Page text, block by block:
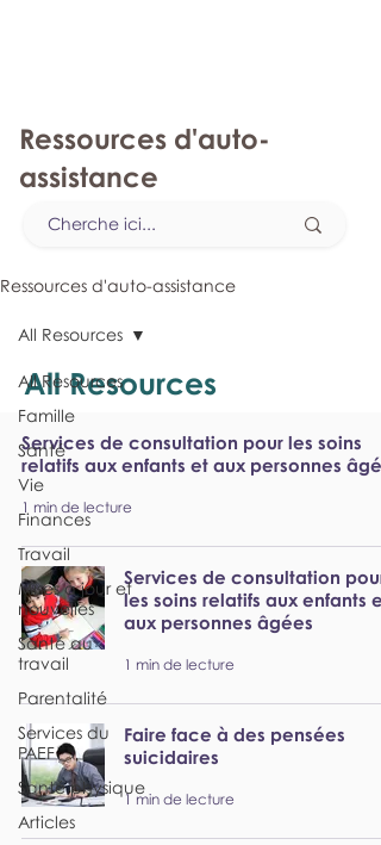
Ressources d'auto-
assistance
Ressources d'auto-assistance
All Resources
Famille
Santé
Vie
Finances
Travail
Mises à jour et
nouvelles
Santé au
travail
Parentalité
Services du
PAEF
Santé physique
Articles
All Resources
All Resources
Services de consultation pour les soins
relatifs aux enfants et aux personnes
1 min de lecture
Services de consultation pour
les soins relatifs aux enfants et
aux personnes âgées
1 min de lecture
Faire face à des pensées
suicidaires
1 min de lecture